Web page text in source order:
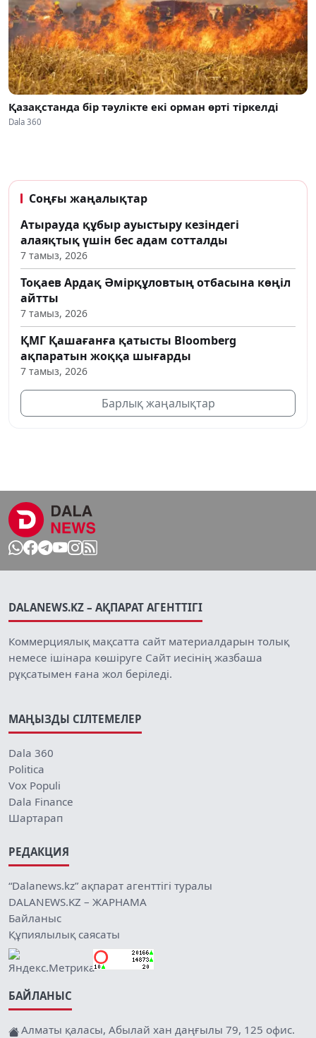
Қазақстанда бір тәулікте екі орман өрті тіркелді
Dala 360
Соңғы жаңалықтар
Атырауда құбыр ауыстыру кезіндегі
алаяқтық үшін бес адам сотталды
7 тамыз, 2026
Тоқаев Ардақ Әмірқұловтың отбасына көңіл
айтты
7 тамыз, 2026
ҚМГ Қашағанға қатысты Bloomberg
ақпаратын жоққа шығарды
7 тамыз, 2026
Барлық жаңалықтар
DALANEWS.KZ – АҚПАРАТ АГЕНТТІГІ
Коммерциялық мақсатта сайт материалдарын толық
немесе ішінара көшіруге Сайт иесінің жазбаша
рұқсатымен ғана жол беріледі.
МАҢЫЗДЫ СІЛТЕМЕЛЕР
Dala 360
Politica
Vox Populi
Dala Finance
Шартарап
РЕДАКЦИЯ
“Dalanews.kz” ақпарат агенттігі туралы
DALANEWS.KZ – ЖАРНАМА
Байланыс
Құпиялылық саясаты
БАЙЛАНЫС
Алматы қаласы, Абылай хан даңғылы 79, 125 офис.